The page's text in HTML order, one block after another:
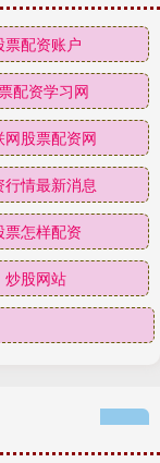
票配资账户
配资学习网
网股票配资网
行情最新消息
票怎样配资
炒股网站